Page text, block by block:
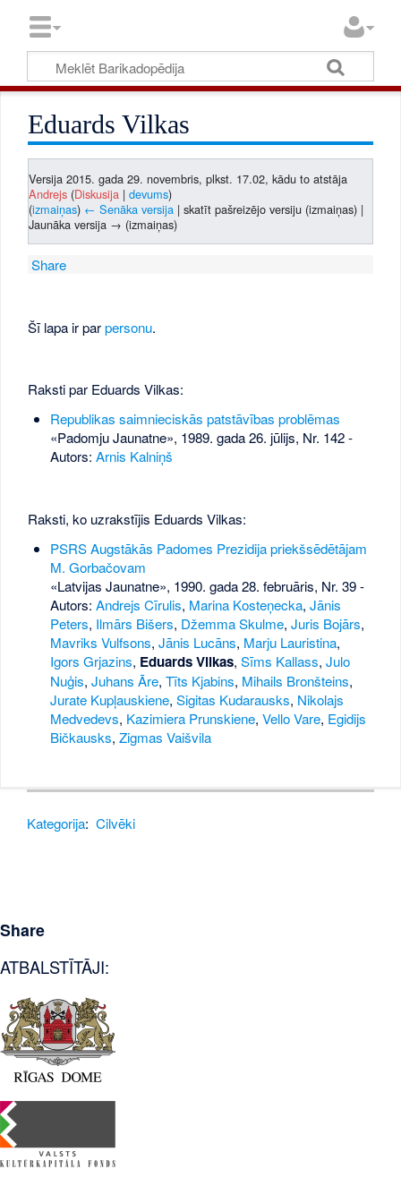
Eduards Vilkas
Versija 2015. gada 29. novembris, plkst. 17.02, kādu to atstāja
Andrejs (Diskusija |devums)
(izmaiņas) ← Senāka versija | skatīt pašreizējo versiju (izmaiņas) |
Jaunāka versija → (izmaiņas)
Share
Šī lapa ir parpersonu.
Raksti par Eduards Vilkas:
Republikas saimnieciskās patstāvības problēmas
«Padomju Jaunatne», 1989. gada 26. jūlijs, Nr. 142-
Autors: Arnis Kalniņš
Raksti, ko uzrakstījis Eduards Vilkas:
PSRS Augstākās Padomes Prezidija priekšsēdētājam
M. Gorbačovam
«Latvijas Jaunatne», 1990. gada 28. februāris, Nr. 39-
Autors: Andrejs Cīrulis, Marina Kosteņecka, Jānis
Peters, Ilmārs Bišers, Džemma Skulme, Juris Bojārs,
Mavriks Vulfsons, Jānis Lucāns, Marju Lauristina,
Igors Grjazins, Eduards Vilkas, Sīms Kallass, Julo
Nuģis, Juhans Āre, Tīts Kjabins, Mihails Bronšteins,
Jurate Kupļauskiene, Sigitas Kudarausks, Nikolajs
Medvedevs, Kazimiera Prunskiene, Vello Vare, Egidijs
Bičkausks, Zigmas Vaišvila
Kategorija: Cilvēki
Share
ATBALSTĪTĀJI: